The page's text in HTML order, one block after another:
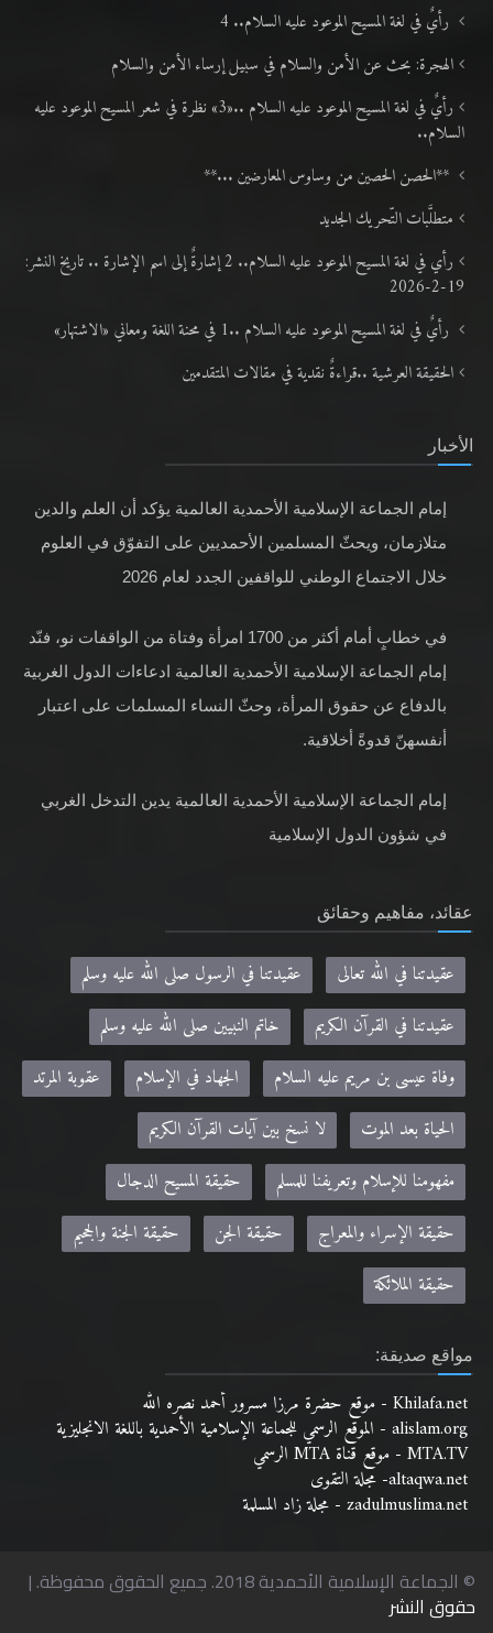
رأيٌ في لغة المسيح الموعود عليه السلام.. 4
الهجرة: بحث عن الأمن والسلام في سبيل إرساء الأمن والسلام
رأيٌ في لغة المسيح الموعود عليه السلام ..«3» نظرة في شعر المسيح الموعود عليه
السلام..
**الحصن الحصين من وساوس المعارضين ...**
متطلَّبات التّحريك الجديد
رأي في لغة المسيح الموعود عليه السلام.. 2 إشارةٌ إلى اسم الإشارة .. تاريخ النشر:
19-2-2026
رأيٌ في لغة المسيح الموعود عليه السلام ..1 في محنة اللغة ومعاني «الاشتهار»
الحقيقة العرشية ..قراءةٌ نقدية في مقالات المتقدمين
الأخبار
إمام الجماعة الإسلامية الأحمدية العالمية يؤكد أن العلم والدين
متلازمان، ويحثّ المسلمين الأحمديين على التفوّق في العلوم
خلال الاجتماع الوطني للواقفين الجدد لعام 2026
في خطابٍ أمام أكثر من 1700 امرأة وفتاة من الواقفات نو، فنّد
إمام الجماعة الإسلامية الأحمدية العالمية ادعاءات الدول الغربية
بالدفاع عن حقوق المرأة، وحثّ النساء المسلمات على اعتبار
أنفسهنّ قدوةً أخلاقية.
إمام الجماعة الإسلامية الأحمدية العالمية يدين التدخل الغربي
في شؤون الدول الإسلامية
عقائد، مفاهيم وحقائق
عقيدتنا في الله تعالى
عقيدتنا في الرسول صلى الله عليه وسلم
عقيدتنا في القرآن الكريم
خاتم النبيين صلى الله عليه وسلم
وفاة عيسى بن مريم عليه السلام
الجهاد في الإسلام
عقوبة المرتد
الحياة بعد الموت
لا نسخ بين آيات القرآن الكريم
مفهومنا للإسلام وتعريفنا للمسلم
حقيقة المسيح الدجال
حقيقة الإسراء والمعراج
حقيقة الجن
حقيقة الجنة والجحيم
حقيقة الملائكة
مواقع صديقة:
Khilafa.net - موقع حضرة مرزا مسرور أحمد نصره الله
alislam.org - الموقع الرسمي للجماعة الإسلامية الأحمدية باللغة الانجليزية
MTA.TV - موقع قناة MTA الرسمي
altaqwa.net- مجلة التقوى
zadulmuslima.net - مجلة زاد المسلمة
© الجماعة الإسلامية الأحمدية 2018. جميع الحقوق محفوظة. |
حقوق النشر